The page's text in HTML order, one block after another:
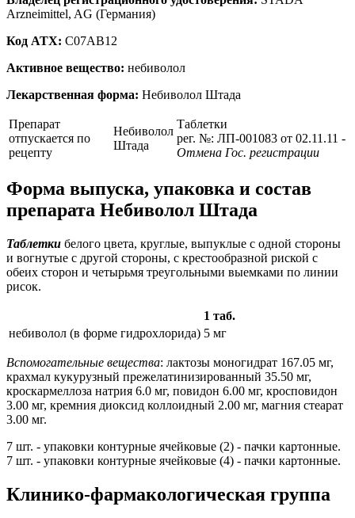
Arzneimittel, AG (Германия)
Код ATX: C07AB12
Активное вещество: небиволол
Лекарственная форма: Небиволол Штада
Препарат
отпускается по
рецепту
Небиволол
Штада
Таблетки
рег. №: ЛП-001083 от 02.11.11 -
Отмена Гос. регистрации
Форма выпуска, упаковка и состав
препарата Небиволол Штада
Таблетки белого цвета, круглые, выпуклые с одной стороны
и вогнутые с другой стороны, с крестообразной риской с
обеих сторон и четырьмя треугольными выемками по линии
рисок.
1 таб.
небиволол (в форме гидрохлорида) 5 мг
Вспомогательные вещества: лактозы моногидрат 167.05 мг,
крахмал кукурузный прежелатинизированный 35.50 мг,
кроскармеллоза натрия 6.0 мг, повидон 6.00 мг, кросповидон
3.00 мг, кремния диоксид коллоидный 2.00 мг, магния стеарат
3.00 мг.
7 шт. - упаковки контурные ячейковые (2) - пачки картонные.
7 шт. - упаковки контурные ячейковые (4) - пачки картонные.
Клинико-фармакологическая группа